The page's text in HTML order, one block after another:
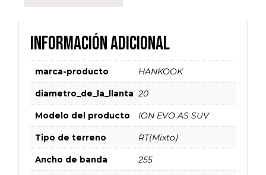
Información adicional
marca-producto HANKOOK
diametro_de_la_llanta 20
Modelo del producto ION EVO AS SUV
Tipo de terreno RT(Mixto)
Ancho de banda 255